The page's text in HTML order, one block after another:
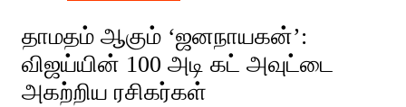
தாமதம் ஆகும் ‘ஜனநாயகன்’:
விஜய்யின் 100 அடி கட் அவுட்டை
அகற்றிய ரசிகர்கள்